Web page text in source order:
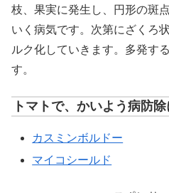
枝、果実に発生し、円形の斑
いく病気です。次第にざくろ
ルク化していきます。多発す
す。
トマトで、かいよう病防
カスミンボルドー
マイコシールド